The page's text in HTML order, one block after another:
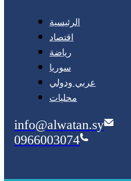
الرئيسية
اقتصاد
رياضة
سوريا
عربي ودولي
محليات
info@alwatan.sy
0966003074